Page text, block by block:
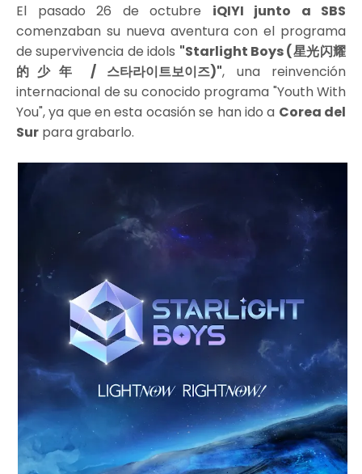
El pasado 26 de octubre iQIYI junto a SBS
comenzaban su nueva aventura con el programa
de supervivencia de idols "Starlight Boys (星光闪耀
的少年 / 스타라이트보이즈)", una reinvención
internacional de su conocido programa "Youth With
You", ya que en esta ocasión se han ido a Corea del
Sur para grabarlo.